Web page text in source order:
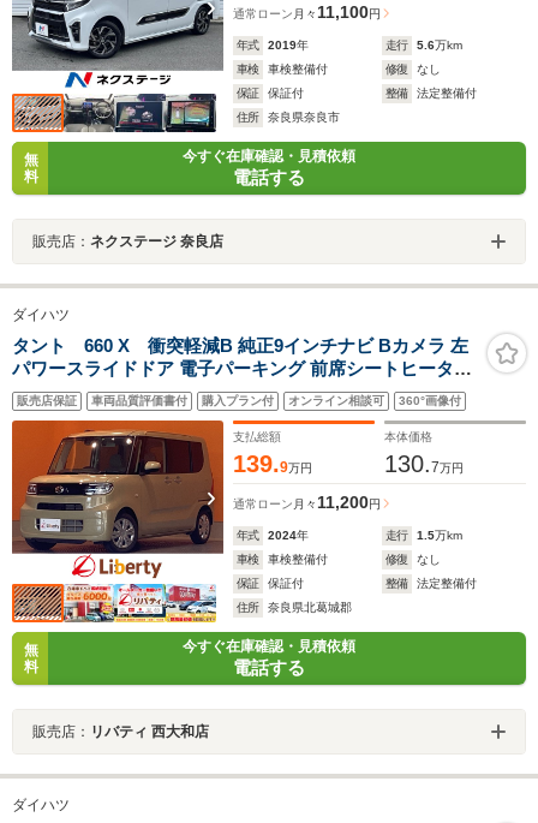
通常ローン 月々 11,100円
年式 2019年 走行 5.6万km
車検
車検整備付 修復
なし
保証
保証付 整備
法定整備付
住所
奈良県奈良市
無
料
今すぐ在庫確認・見積依頼
電話する
販売店： ネクステージ 奈良店
ダイハツ
タント 660 X 衝突軽減B 純正9インチナビ Bカメラ 左
パワースライドドア 電子パーキング 前席シートヒーター
LEDヘッドライト スマートキー プッシュスタート アイド
リングストップ 障害物センサー 電動格納ミラー
販売店保証 車両品質評価書付 購入プラン付 オンライン相談可 360°画像付
支払総額
139.9万円
本体価格
130.7万円
通常ローン 月々 11,200円
年式 2024年 走行 1.5万km
車検
車検整備付 修復
なし
保証
保証付 整備
法定整備付
住所
奈良県北葛城郡
無
料
今すぐ在庫確認・見積依頼
電話する
販売店： リバティ 西大和店
ダイハツ